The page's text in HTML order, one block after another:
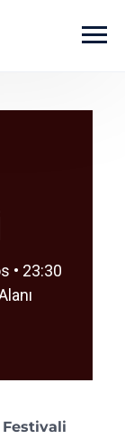
• 23:30